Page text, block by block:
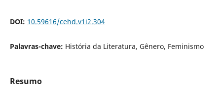
DOI: 10.59616/cehd.v1i2.304
Palavras-chave: História da Literatura, Gênero, Feminismo
Resumo